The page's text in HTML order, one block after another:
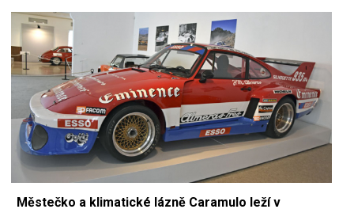
Městečko a klimatické lázně Caramulo leží v